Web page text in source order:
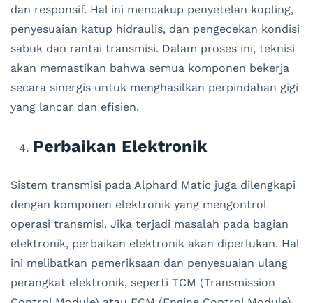
dan responsif. Hal ini mencakup penyetelan kopling,
penyesuaian katup hidraulis, dan pengecekan kondisi
sabuk dan rantai transmisi. Dalam proses ini, teknisi
akan memastikan bahwa semua komponen bekerja
secara sinergis untuk menghasilkan perpindahan gigi
yang lancar dan efisien.
Perbaikan Elektronik
Sistem transmisi pada Alphard Matic juga dilengkapi
dengan komponen elektronik yang mengontrol
operasi transmisi. Jika terjadi masalah pada bagian
elektronik, perbaikan elektronik akan diperlukan. Hal
ini melibatkan pemeriksaan dan penyesuaian ulang
perangkat elektronik, seperti TCM (Transmission